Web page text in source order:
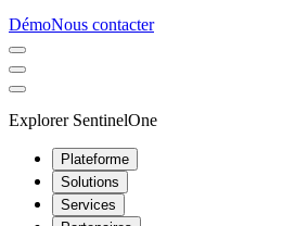
DémoNous contacter
Explorer SentinelOne
Plateforme
Solutions
Services